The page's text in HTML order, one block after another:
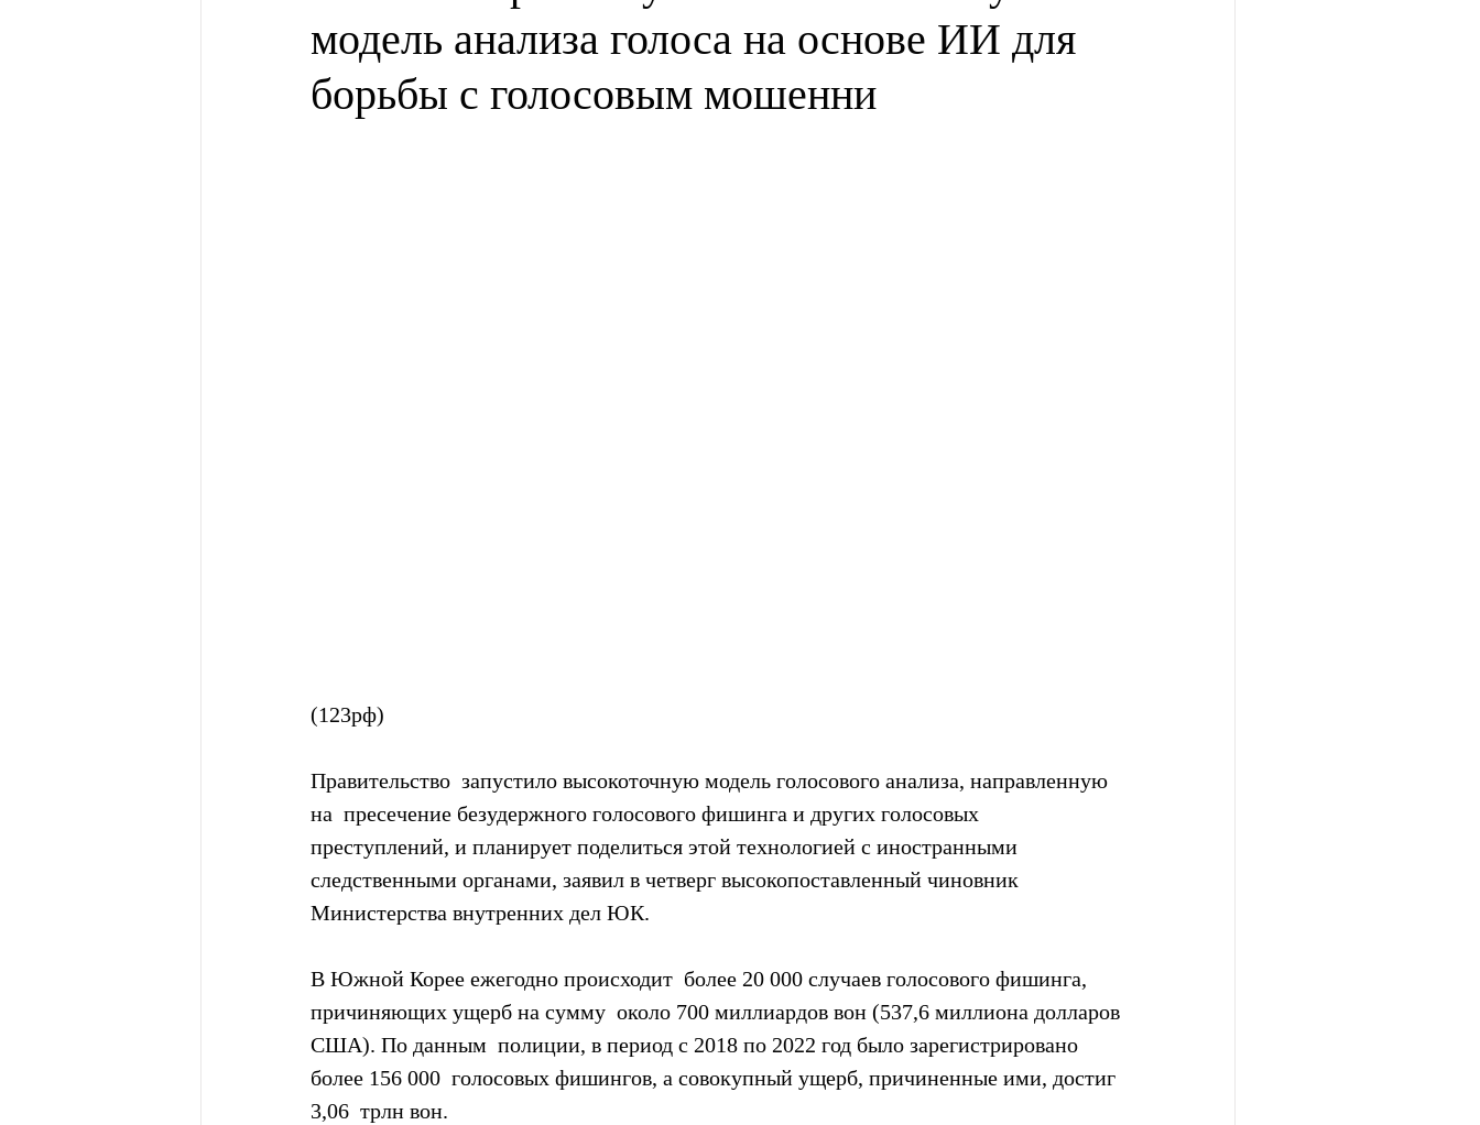
модель анализа голоса на основе ИИ для
борьбы с голосовым мошенни
(123рф)
Правительство  запустило высокоточную модель голосового анализа, направленную
на  пресечение безудержного голосового фишинга и других голосовых
преступлений, и планирует поделиться этой технологией с иностранными
следственными органами, заявил в четверг высокопоставленный чиновник
Министерства внутренних дел ЮК.
В Южной Корее ежегодно происходит  более 20 000 случаев голосового фишинга,
причиняющих ущерб на сумму  около 700 миллиардов вон (537,6 миллиона долларов
США). По данным  полиции, в период с 2018 по 2022 год было зарегистрировано
более 156 000  голосовых фишингов, а совокупный ущерб, причиненные ими, достиг
3,06  трлн вон.